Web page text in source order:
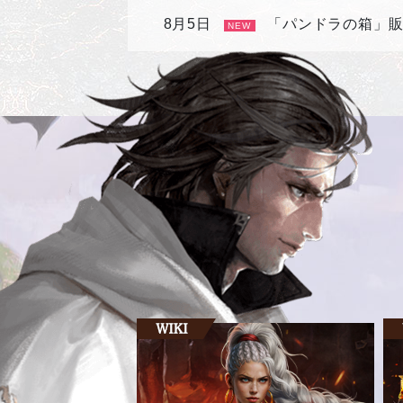
8月5日 NEW 「パンドラの箱」